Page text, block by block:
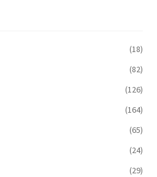
(18)
(82)
(126)
(164)
(65)
(24)
(29)